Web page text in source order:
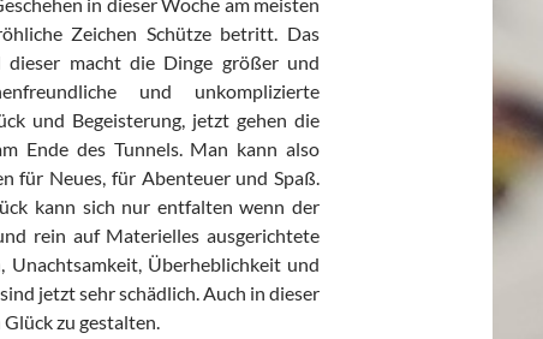
Zeichen Schütze betritt. Das
dieser macht die Dinge größer und
und unkomplizierte
und Begeisterung, jetzt gehen die
Ende des Tunnels. Man kann also
für Neues, für Abenteuer und Spaß.
kann sich nur entfalten wenn der
rein auf Materielles ausgerichtete
Unachtsamkeit, Überheblichkeit und
jetzt sehr schädlich. Auch in dieser
zu gestalten.